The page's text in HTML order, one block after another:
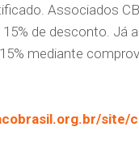
Associados
de desconto. Já
mediante
site/